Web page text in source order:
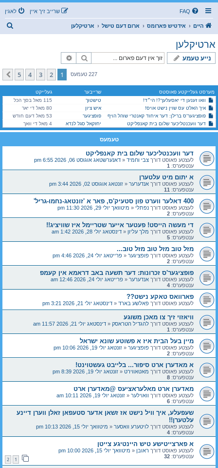
FAQ לאגין שרייב זיך איין
היים אידטיש פארומס ארום דעם טישל ארטיקלען
ארטיקלען
נייע טעמע זוך
227 טעמעס 1
2
3
4
5
קומענדיגע
מערסט געלייקטע פאוסטס שרייבער
געלייקט
וואו זענען די יאסעלעך?! הי״ד!
טישטוך
115 מאל בסך הכל
איך האלט עס שוין נישט אויס!
איש ציון
80 מאל די יאר
פופציגער'ס ברילן: דער איחוד קאנטרי שוהל הויף
פופציגער
53 מאל דעם חודש
דער וועכנטליכער שלום בית קאנפליקט
יחזקאל סגל לנדא 4 מאל די וואך
טעמעס
דער וועכנטליכער שלום בית קאנפליקט
לעצטע פאוסט דורך צבי וחמיד « דאנערשטאג אוגוסט 06, 2026 6:55 pm
ענטפערס: 1
א יתום מיט עלטערן
לעצטע פאוסט דורך אנדערער « זונטאג אוגוסט 02, 2026 3:44 pm
ענטפערס: 11
400 דאלער ווערט פון סטעיק'ס, פאר א 'זונטאג-נחמו-גריל'
לעצטע פאוסט דורך נפתלי « מיטוואך יולי 29, 2026 11:30 pm
ענטפערס: 2
די מעשה הייסט! פעטער אייער שטריימל איז שוויציג!!
לעצטע פאוסט דורך מלך עליון « דינסטאג יולי 28, 2026 1:42 am
ענטפערס: 5
מזל טוב מזל טוב מזל טוב...
לעצטע פאוסט דורך פופציגער « פרייטאג יולי 24, 2026 4:46 pm
ענטפערס: 2
פופציגער'ס זכרונות: דער תשעה באב דראמא אין קעמפ
לעצטע פאוסט דורך אנדערער « פרייטאג יולי 24, 2026 12:46 am
ענטפערס: 4
פארוואס טאקע נישט??
לעצטע פאוסט דורך פאלשע בארד « דינסטאג יולי 21, 2026 3:21 pm
וויאזוי זיך צו מאכן משוגע
לעצטע פאוסט דורך להגדיל הטראסק « דינסטאג יולי 21, 2026 11:57 am
ענטפערס: 1
מיין בעל הבית איז א פשוטע שונא ישראל
לעצטע פאוסט דורך פופציגער « זונטאג יולי 19, 2026 10:06 pm
ענטפערס: 2
א מאדערן ארט סיפור... בלייבט געשטוינט!
לעצטע פאוסט דורך מאטאווירט « זונטאג יולי 19, 2026 8:39 pm
ענטפערס: 8
מאדערן ארט מאלעראציעס @מאדערן ארט
לעצטע פאוסט דורך וואוילער « זונטאג יולי 19, 2026 10:11 am
ענטפערס: 6
שעפעלע, איך וויל נישט אז זשאן אדער סטעפאן זאלן ווערן דיינע
עלטערן!!
לעצטע פאוסט דורך לויטערע וואסער « מיטוואך יולי 15, 2026 10:13 pm
ענטפערס: 4
א פארצייטישע טיש היינטיגע צייטן
לעצטע פאוסט דורך ראובן « מיטוואך יולי 15, 2026 10:00 pm
ענטפערס: 32
1
2